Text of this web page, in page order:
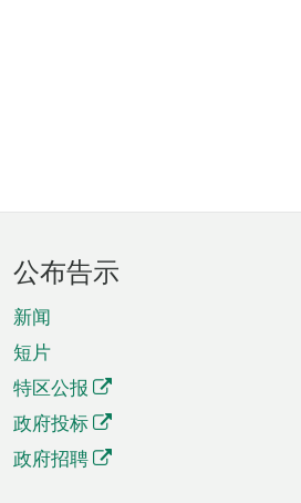
公布告示
新闻
短片
特区公报
政府投标
政府招聘